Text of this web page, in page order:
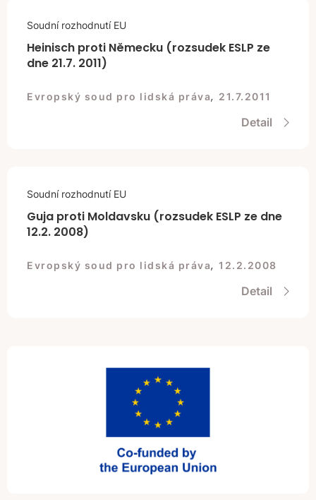
Soudní rozhodnutí EU
Heinisch proti Německu (rozsudek ESLP ze
dne 21.7. 2011)
Evropský soud pro lidská práva, 21.7.2011
Detail
Soudní rozhodnutí EU
Guja proti Moldavsku (rozsudek ESLP ze dne
12.2. 2008)
Evropský soud pro lidská práva, 12.2.2008
Detail